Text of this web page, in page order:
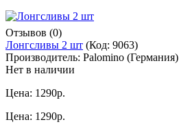
Отзывов (0)
Лонгсливы 2 шт (Код: 9063)
Производитель: Palomino (Германия)
Нет в наличии
Цена: 1290р.
Цена: 1290р.